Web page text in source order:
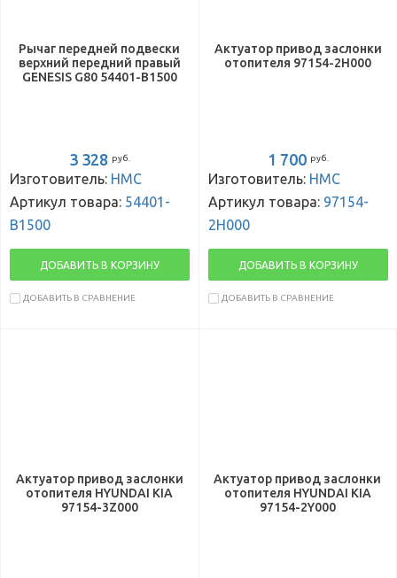
Рычаг передней подвески
верхний передний правый
GENESIS G80 54401-B1500
3 328 руб.
Изготовитель: HMC
Артикул товара: 54401-
B1500
ДОБАВИТЬ В КОРЗИНУ
ДОБАВИТЬ В СРАВНЕНИЕ
Актуатор привод заслонки
отопителя 97154-2H000
1 700 руб.
Изготовитель: HMC
Артикул товара: 97154-
2H000
ДОБАВИТЬ В КОРЗИНУ
ДОБАВИТЬ В СРАВНЕНИЕ
Актуатор привод заслонки
отопителя HYUNDAI KIA
97154-3Z000
Актуатор привод заслонки
отопителя HYUNDAI KIA
97154-2Y000